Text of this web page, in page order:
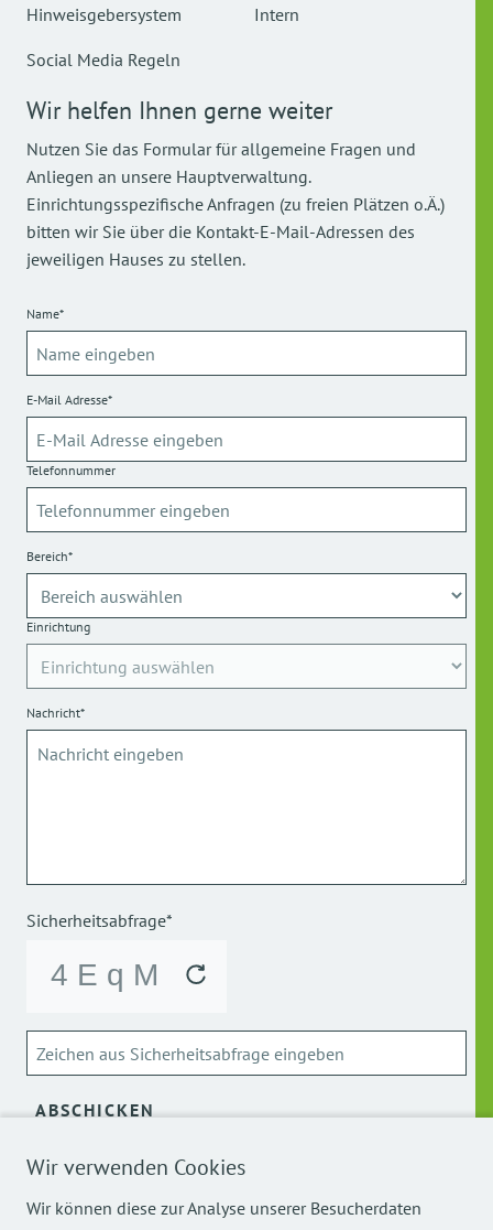
Wir verwenden Cookies
Wir können diese zur Analyse unserer Besucherdaten
Hinweisgebersystem
Social Media Regeln
Intern
Wir helfen Ihnen gerne weiter
Nutzen Sie das Formular für allgemeine Fragen und
Anliegen an unsere Hauptverwaltung.
Einrichtungsspezifische Anfragen (zu freien Plätzen o.Ä.)
bitten wir Sie über die Kontakt-E-Mail-Adressen des
jeweiligen Hauses zu stellen.
Name*
E-Mail Adresse*
Telefonnummer
Bereich*
Einrichtung
Nachricht*
Sicherheitsabfrage*
ABSCHICKEN
Über die Verarbeitung meiner personenbezogenen Daten